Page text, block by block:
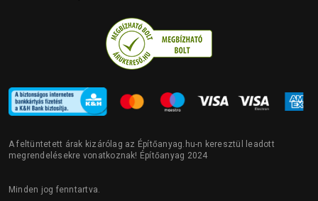
A feltüntetett árak kizárólag az Építőanyag.hu-n keresztül leadott
megrendelésekre vonatkoznak! Építőanyag 2024
Minden jog fenntartva.